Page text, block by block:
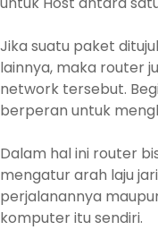
Jika suatu paket
lainnya, maka router
network tersebut.
berperan untuk
Dalam hal ini router
mengatur arah laju
perjalanannya
komputer itu sendiri.